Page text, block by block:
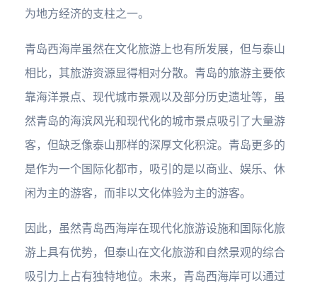
为地方经济的支柱之一。
青岛西海岸虽然在文化旅游上也有所发展，但与泰山
相比，其旅游资源显得相对分散。青岛的旅游主要依
靠海洋景点、现代城市景观以及部分历史遗址等，虽
然青岛的海滨风光和现代化的城市景点吸引了大量游
客，但缺乏像泰山那样的深厚文化积淀。青岛更多的
是作为一个国际化都市，吸引的是以商业、娱乐、休
闲为主的游客，而非以文化体验为主的游客。
因此，虽然青岛西海岸在现代化旅游设施和国际化旅
游上具有优势，但泰山在文化旅游和自然景观的综合
吸引力上占有独特地位。未来，青岛西海岸可以通过